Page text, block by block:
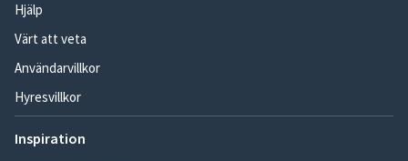
Hjälp
Värt att veta
Användarvillkor
Hyresvillkor
Inspiration